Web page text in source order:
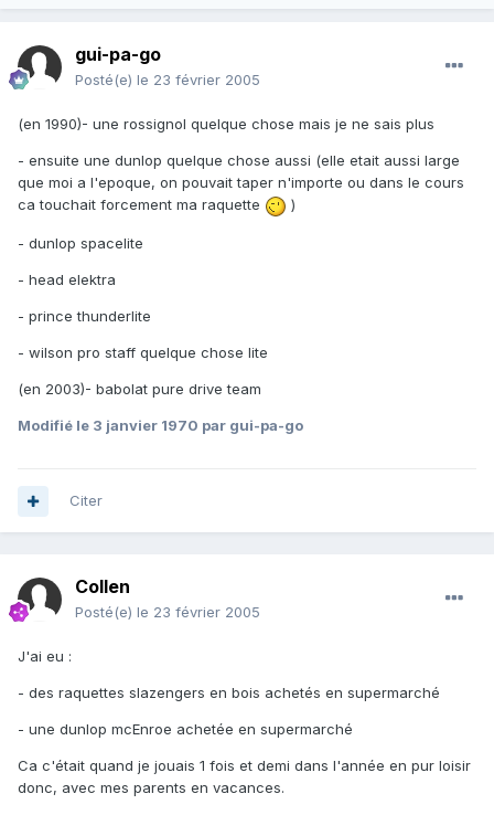
gui-pa-go
Posté(e) le 23 février 2005
(en 1990)- une rossignol quelque chose mais je ne sais plus
- ensuite une dunlop quelque chose aussi (elle etait aussi large
que moi a l'epoque, on pouvait taper n'importe ou dans le cours
ca touchait forcement ma raquette
)
- dunlop spacelite
- head elektra
- prince thunderlite
- wilson pro staff quelque chose lite
(en 2003)- babolat pure drive team
Modifié le 3 janvier 1970 par gui-pa-go
Citer
Collen
Posté(e) le 23 février 2005
J'ai eu :
- des raquettes slazengers en bois achetés en supermarché
- une dunlop mcEnroe achetée en supermarché
Ca c'était quand je jouais 1 fois et demi dans l'année en pur loisir
donc, avec mes parents en vacances.